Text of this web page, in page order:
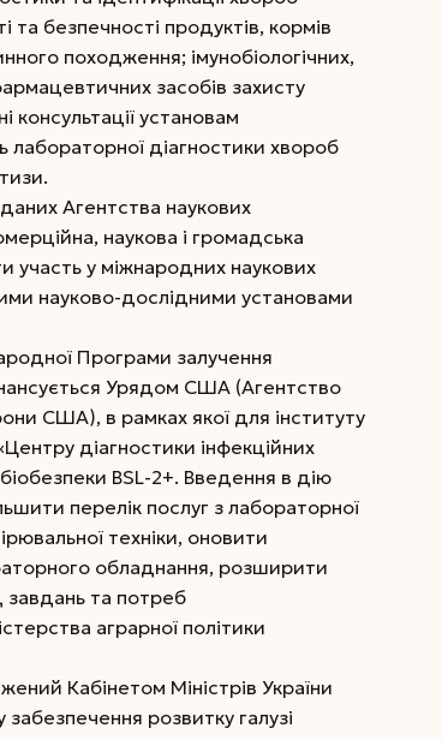
безпечності продуктів, кормів
походження; імунобіологічних,
засобів захисту
консультації установам
лабораторної діагностики хвороб
Агентства наукових
наукова і громадська
участь у міжнародних наукових
науково-дослідними установами
Програми залучення
Урядом США (Агентство
США), в рамках якої для інституту
діагностики інфекційних
BSL-2+. Введення в дію
перелік послуг з лабораторної
техніки, оновити
обладнання, розширити
завдань та потреб
аграрної політики
Кабінетом Міністрів України
розвитку галузі